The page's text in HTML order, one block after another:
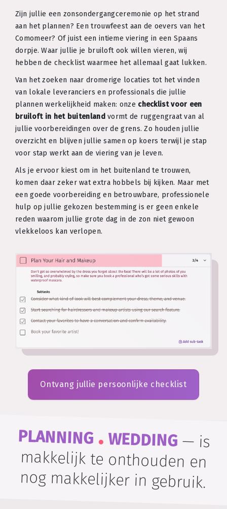
Zijn jullie een zonsondergangceremonie op het strand
aan het plannen? Een trouwfeest aan de oevers van het
Comomeer? Of juist een intieme viering in een Spaans
dorpje. Waar jullie je bruiloft ook willen vieren, wij
hebben de checklist waarmee het allemaal gaat lukken.
Van het zoeken naar dromerige locaties tot het vinden
van lokale leveranciers en professionals die jullie
plannen werkelijkheid maken: onze checklist voor een
bruiloft in het buitenland vormt de ruggengraat van al
jullie voorbereidingen over de grens. Zo houden jullie
overzicht en blijven jullie samen op koers terwijl je stap
voor stap werkt aan de viering van je leven.
Als je ervoor kiest om in het buitenland te trouwen,
komen daar zeker wat extra hobbels bij kijken. Maar met
een goede voorbereiding en betrouwbare, professionele
hulp op jullie gekozen bestemming is er geen enkele
reden waarom jullie grote dag in de zon niet gewoon
vlekkeloos kan verlopen.
Ontvang jullie persoonlijke checklist
PLANNING . WEDDING— is
makkelijk te onthouden en
nog makkelijker in gebruik.